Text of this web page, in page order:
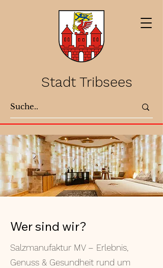
Stadt Tribsees
Wer sind wir?
Salzmanufaktur MV – Erlebnis,
Genuss & Gesundheit rund um